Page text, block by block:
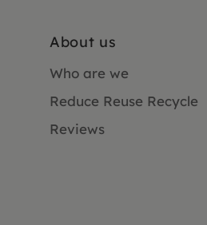
About us
Who are we
Reduce Reuse Recycle
Reviews